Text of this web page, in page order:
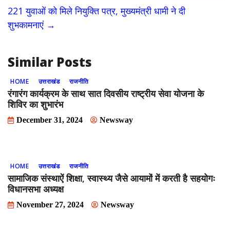
o
k
n
221 युवाओं को मिले नियुक्ति पत्र, मुख्यमंत्री धामी ने दी
शुभकामनाएं →
Similar Posts
HOME उत्तराखंड राजनीति
रंगारंग कार्यक्रम के साथ सात दिवसीय राष्ट्रीय सेवा योजना के
शिविर का शुभारंभ
December 31, 2024 Newsway
HOME उत्तराखंड राजनीति
सामाजिक संस्थाऐं शिक्षा, स्वास्थ्य जैसे आयामों में करती है सहयोगः
विधानसभा अध्यक्ष
November 27, 2024 Newsway